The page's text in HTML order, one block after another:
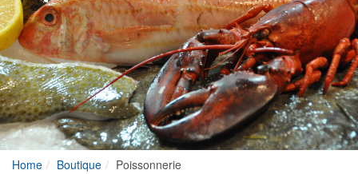
Home Boutique Poissonnerie